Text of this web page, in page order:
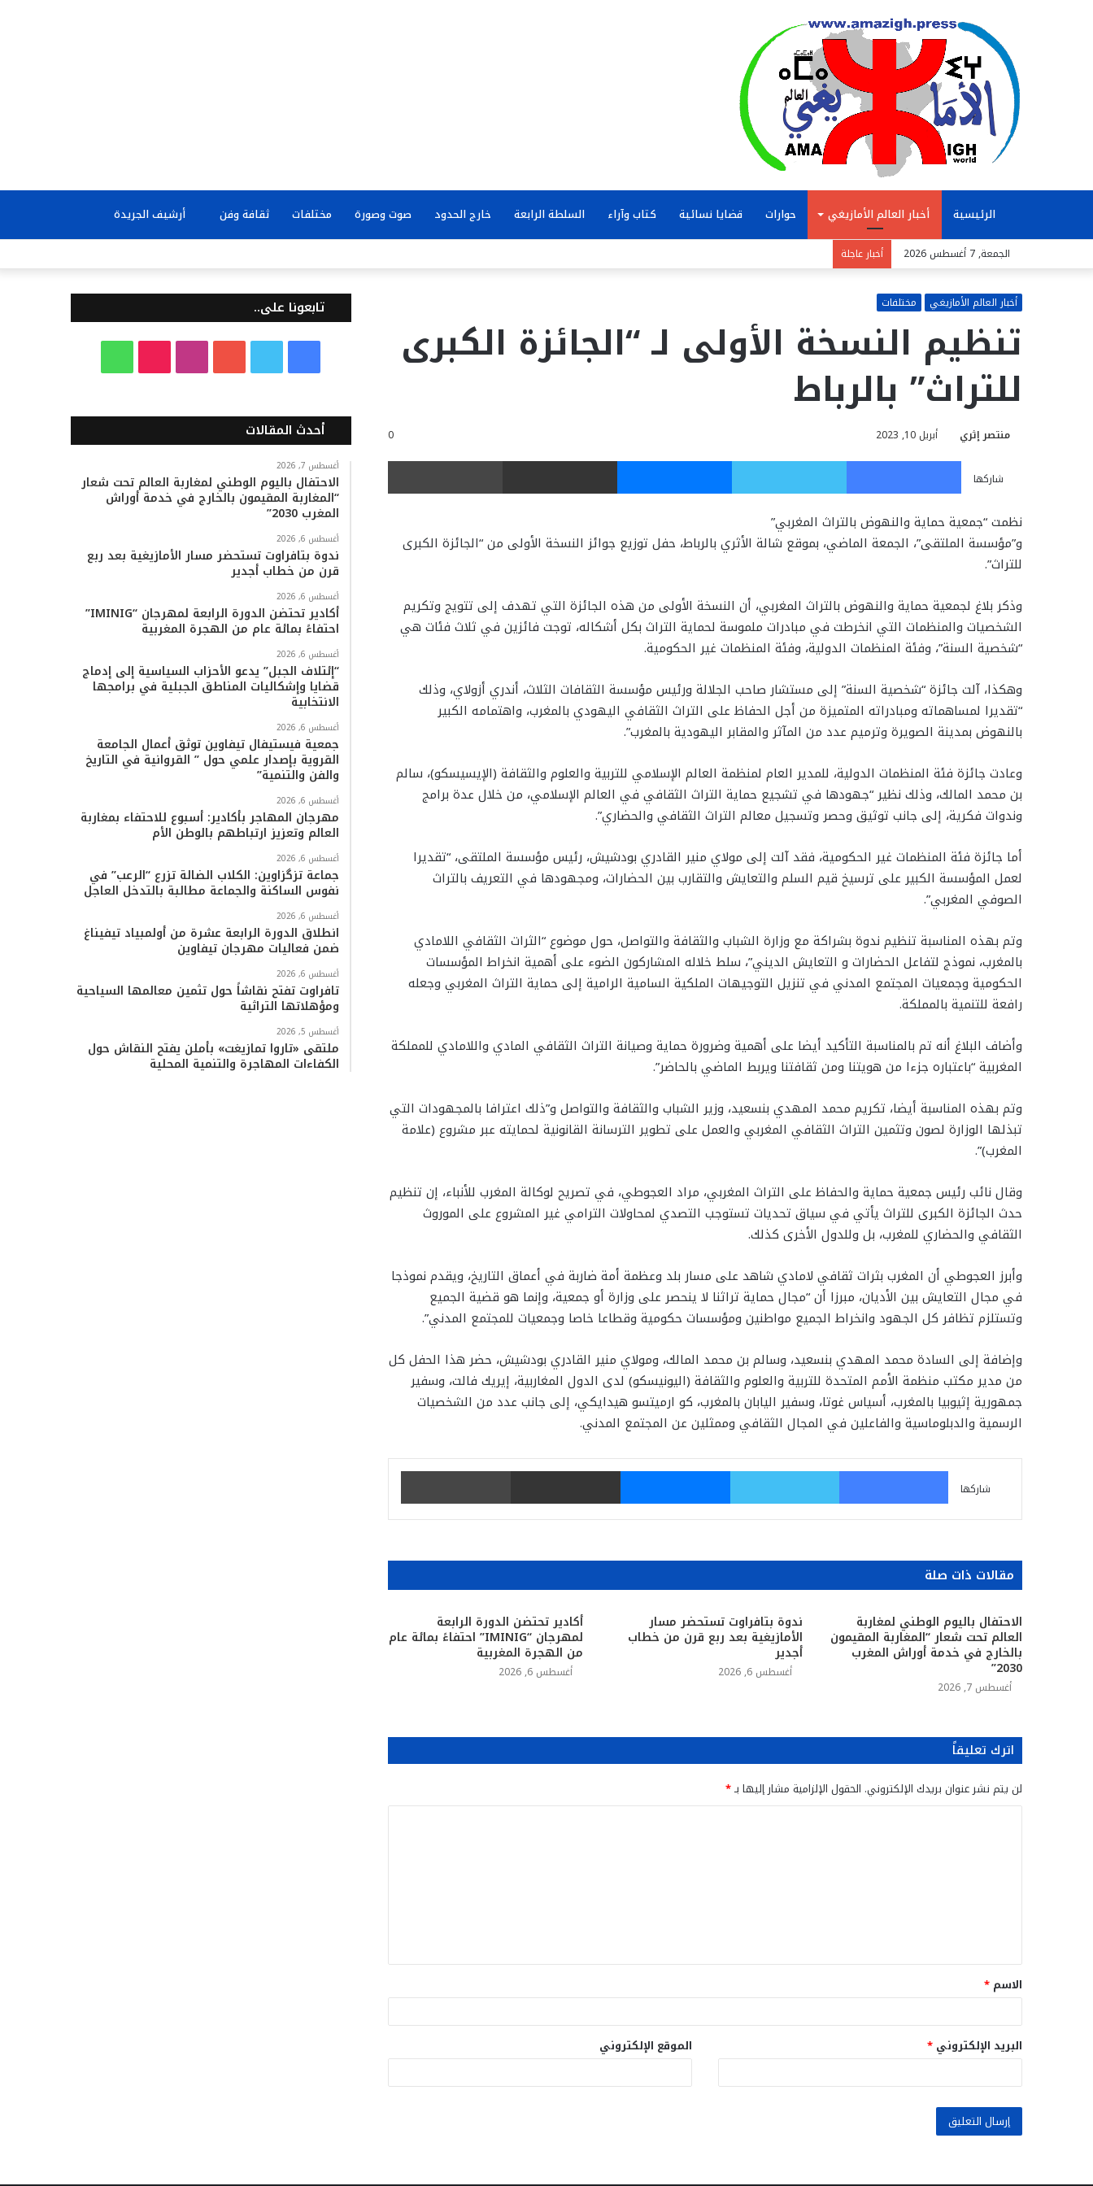
الرئيسية أخبار العالم الأمازيغي حوارات قضايا نسائية كتاب وآراء السلطة الرابعة خارج الحدود صوت وصورة مختلفات ثقافة وفن أرشيف الجريدة
عن
الجمعة, 7 أغسطس 2026 أخبار عاجلة
أخبار العالم الأمازيغي مختلفات
تنظيم النسخة الأولى لـ “الجائزة الكبرى
للتراث” بالرباط
منتصر إثري أبريل 10, 2023 0
شاركها
فيسبوك تويتر ماسنجر مشاركة عبر البريد
نظمت “جمعية حماية والنهوض بالتراث المغربي”
و”مؤسسة الملتقى”، الجمعة الماضي، بموقع شالة الأثري بالرباط، حفل توزيع جوائز النسخة الأولى من “الجائزة الكبرى
للتراث”.
وذكر بلاغ لجمعية حماية والنهوض بالتراث المغربي، أن النسخة الأولى من هذه الجائزة التي تهدف إلى تتويج وتكريم
الشخصيات والمنظمات التي انخرطت في مبادرات ملموسة لحماية التراث بكل أشكاله، توجت فائزين في ثلاث فئات هي
“شخصية السنة”، وفئة المنظمات الدولية، وفئة المنظمات غير الحكومية.
وهكذا، آلت جائزة “شخصية السنة” إلى مستشار صاحب الجلالة ورئيس مؤسسة الثقافات الثلاث، أندري أزولاي، وذلك
“تقديرا لمساهماته ومبادراته المتميزة من أجل الحفاظ على التراث الثقافي اليهودي بالمغرب، واهتمامه الكبير
بالنهوض بمدينة الصويرة وترميم عدد من المآثر والمقابر اليهودية بالمغرب”.
وعادت جائزة فئة المنظمات الدولية، للمدير العام لمنظمة العالم الإسلامي للتربية والعلوم والثقافة (الإيسيسكو)، سالم
بن محمد المالك، وذلك نظير “جهودها في تشجيع حماية التراث الثقافي في العالم الإسلامي، من خلال عدة برامج
وندوات فكرية، إلى جانب توثيق وحصر وتسجيل معالم التراث الثقافي والحضاري”.
أما جائزة فئة المنظمات غير الحكومية، فقد آلت إلى مولاي منير القادري بودشيش، رئيس مؤسسة الملتقى، “تقديرا
لعمل المؤسسة الكبير على ترسيخ قيم السلم والتعايش والتقارب بين الحضارات، ومجهودها في التعريف بالتراث
الصوفي المغربي”.
وتم بهذه المناسبة تنظيم ندوة بشراكة مع وزارة الشباب والثقافة والتواصل، حول موضوع “الثرات الثقافي اللامادي
بالمغرب، نموذج لتفاعل الحضارات و التعايش الديني”، سلط خلاله المشاركون الضوء على أهمية انخراط المؤسسات
الحكومية وجمعيات المجتمع المدني في تنزيل التوجيهات الملكية السامية الرامية إلى حماية التراث المغربي وجعله
رافعة للتنمية بالمملكة.
وأضاف البلاغ أنه تم بالمناسبة التأكيد أيضا على أهمية وضرورة حماية وصيانة التراث الثقافي المادي واللامادي للمملكة
المغربية “باعتباره جزءا من هويتنا ومن ثقافتنا ويربط الماضي بالحاضر”.
وتم بهذه المناسبة أيضا، تكريم محمد المهدي بنسعيد، وزير الشباب والثقافة والتواصل و”ذلك اعترافا بالمجهودات التي
تبذلها الوزارة لصون وتثمين التراث الثقافي المغربي والعمل على تطوير الترسانة القانونية لحمايته عبر مشروع (علامة
المغرب)”.
وقال نائب رئيس جمعية حماية والحفاظ على التراث المغربي، مراد العجوطي، في تصريح لوكالة المغرب للأنباء، إن تنظيم
حدث الجائزة الكبرى للتراث يأتي في سياق تحديات تستوجب التصدي لمحاولات الترامي غير المشروع على الموروث
الثقافي والحضاري للمغرب، بل وللدول الأخرى كذلك.
وأبرز العجوطي أن المغرب بثرات ثقافي لامادي شاهد على مسار بلد وعظمة أمة ضاربة في أعماق التاريخ، ويقدم نموذجا
في مجال التعايش بين الأديان، مبرزا أن “مجال حماية تراثنا لا ينحصر على وزارة أو جمعية، وإنما هو قضية الجميع
وتستلزم تظافر كل الجهود وانخراط الجميع مواطنين ومؤسسات حكومية وقطاعا خاصا وجمعيات للمجتمع المدني”.
وإضافة إلى السادة محمد المهدي بنسعيد، وسالم بن محمد المالك، ومولاي منير القادري بودشيش، حضر هذا الحفل كل
من مدير مكتب منظمة الأمم المتحدة للتربية والعلوم والثقافة (اليونيسكو) لدى الدول المغاربية، إيريك فالت، وسفير
جمهورية إثيوبيا بالمغرب، أسياس غوتا، وسفير اليابان بالمغرب، كو ارميتسو هيدايكي، إلى جانب عدد من الشخصيات
الرسمية والدبلوماسية والفاعلين في المجال الثقافي وممثلين عن المجتمع المدني.
شاركها
فيسبوك تويتر ماسنجر مشاركة عبر البريد
مقالات ذات صلة
الاحتفال باليوم الوطني لمغاربة
العالم تحت شعار “المغاربة المقيمون
بالخارج في خدمة أوراش المغرب
2030”
أغسطس 7, 2026
ندوة بتافراوت تستحضر مسار
الأمازيغية بعد ربع قرن من خطاب
أجدير
أغسطس 6, 2026
أكادير تحتضن الدورة الرابعة
لمهرجان “IMINIG” احتفاءً بمائة عام
من الهجرة المغربية
أغسطس 6, 2026
اترك تعليقاً
لن يتم نشر عنوان بريدك الإلكتروني. الحقول الإلزامية مشار إليها بـ*
ق
*
الاسم *
البريد الإلكتروني * الموقع الإلكتروني
تابعونا على..
س
ب
و
ك
ي
ر
ت
و
س
ق
k
o
ت
ا
أحدث المقالات
أغسطس 7, 2026
الاحتفال باليوم الوطني لمغاربة العالم تحت شعار
“المغاربة المقيمون بالخارج في خدمة أوراش
المغرب 2030”
أغسطس 6, 2026
ندوة بتافراوت تستحضر مسار الأمازيغية بعد ربع
قرن من خطاب أجدير
أغسطس 6, 2026
أكادير تحتضن الدورة الرابعة لمهرجان “IMINIG”
احتفاءً بمائة عام من الهجرة المغربية
أغسطس 6, 2026
“إئتلاف الجبل” يدعو الأحزاب السياسية إلى إدماج
قضايا وإشكاليات المناطق الجبلية في برامجها
الانتخابية
أغسطس 6, 2026
جمعية فيستيفال تيفاوين توثق أعمال الجامعة
القروية بإصدار علمي حول ” القروانية في التاريخ
والفن والتنمية”
أغسطس 6, 2026
مهرجان المهاجر بأكادير: أسبوع للاحتفاء بمغاربة
العالم وتعزيز ارتباطهم بالوطن الأم
أغسطس 6, 2026
جماعة تزگزاوين: الكلاب الضالة تزرع “الرعب” في
نفوس الساكنة والجماعة مطالبة بالتدخل العاجل
أغسطس 6, 2026
انطلاق الدورة الرابعة عشرة من أولمبياد تيفيناغ
ضمن فعاليات مهرجان تيفاوين
أغسطس 6, 2026
تافراوت تفتح نقاشاً حول تثمين معالمها السياحية
ومؤهلاتها التراثية
أغسطس 5, 2026
ملتقى «تاروا تمازيغت» بأملن يفتح النقاش حول
الكفاءات المهاجرة والتنمية المحلية